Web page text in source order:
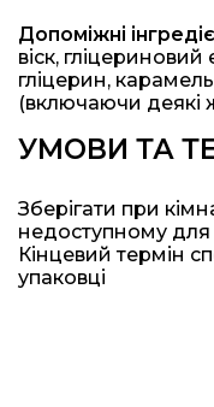
Допоміжні
віск,
гліцерин,
(включаючи деякі
УМОВИ ТА
Зберігати при
недоступному для
Кінцевий термін
упаковці